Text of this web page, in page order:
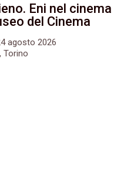
Eni nel cinema
del Cinema
agosto 2026
Torino